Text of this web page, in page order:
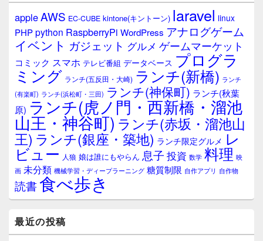
ウ
ィ
ジ
ェ
ア
appleAWS EC-CUBE kintone(キントーン) laravel linux
PHPpython RaspberryPi WordPress アナログゲーム
イベント ガジェット グルメ ゲームマーケット
コミック スマホ テレビ番組 データベース プログラ
ミング ランチ(五反田・大崎) ランチ(新橋) ランチ
(有楽町) ランチ(浜松町・三田) ランチ(神保町) ランチ(秋葉
原) ランチ(虎ノ門・西新橋・溜池
山王・神谷町) ランチ(赤坂・溜池山
王) ランチ(銀座・築地) ランチ限定グルメ レ
ビュー 人狼 娘は誰にもやらん 息子 投資 数学 料理 映
画 未分類 機械学習・ディープラーニング 糖質制限 自作アプリ 自作物
読書食べ歩き
最近の投稿